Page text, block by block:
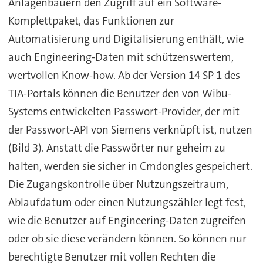
Anlagenbauern den Zugriff auf ein Software-
Komplettpaket, das Funktionen zur
Automatisierung und Digitalisierung enthält, wie
auch Engineering-Daten mit schützenswertem,
wertvollen Know-how. Ab der Version 14 SP 1 des
TIA-Portals können die Benutzer den von Wibu-
Systems entwickelten Passwort-Provider, der mit
der Passwort-API von Siemens verknüpft ist, nutzen
(Bild 3). Anstatt die Passwörter nur geheim zu
halten, werden sie sicher in Cmdongles gespeichert.
Die Zugangskontrolle über Nutzungszeitraum,
Ablaufdatum oder einen Nutzungszähler legt fest,
wie die Benutzer auf Engineering-Daten zugreifen
oder ob sie diese verändern können. So können nur
berechtigte Benutzer mit vollen Rechten die